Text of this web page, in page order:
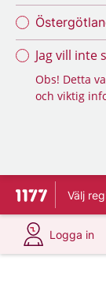
Jag vill inte
Obs! Detta
och viktig
Till startsidan
Välj
Logga in
på